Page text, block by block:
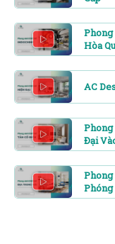
Phong
Hòa
AC
Phong
Đại
Phong
Phóng